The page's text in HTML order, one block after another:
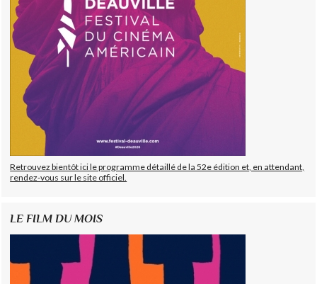
Retrouvez bientôt ici le programme détaillé de la 52e édition et, en attendant,
rendez-vous sur le site officiel.
LE FILM DU MOIS